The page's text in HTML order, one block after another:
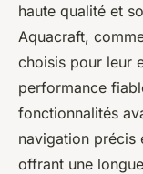
haute qualité et
Aquacraft,
choisis pour leur
performance
fonctionnalités
navigation précis
offrant une